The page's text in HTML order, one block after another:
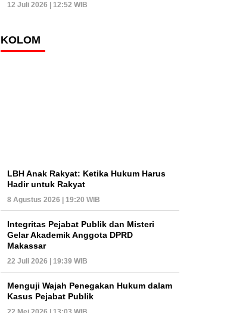
12 Juli 2026 | 12:52 WIB
KOLOM
LBH Anak Rakyat: Ketika Hukum Harus
Hadir untuk Rakyat
8 Agustus 2026 | 19:20 WIB
Integritas Pejabat Publik dan Misteri
Gelar Akademik Anggota DPRD
Makassar
22 Juli 2026 | 19:39 WIB
Menguji Wajah Penegakan Hukum dalam
Kasus Pejabat Publik